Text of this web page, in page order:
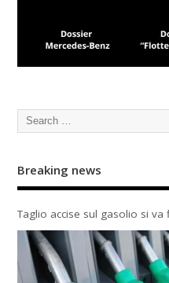
Breaking news
Taglio accise sul gasolio si